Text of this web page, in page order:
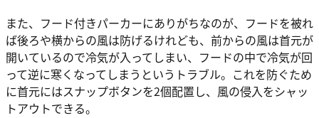
また、フード付きパーカーにありがちなのが、フードを被れ
ば後ろや横からの風は防げるけれども、前からの風は首元が
開いているので冷気が入ってしまい、フードの中で冷気が回
って逆に寒くなってしまうというトラブル。これを防ぐため
に首元にはスナップボタンを2個配置し、風の侵入をシャッ
トアウトできる。